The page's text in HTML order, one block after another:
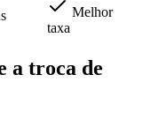
Melhor
taxa
a troca de